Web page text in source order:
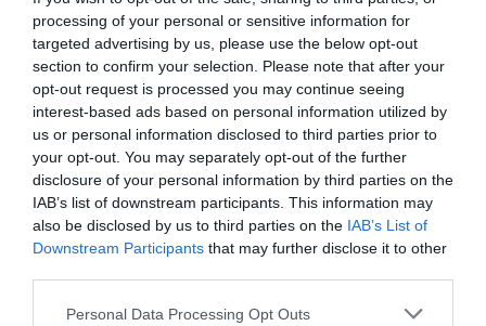
processing of your personal or sensitive information for
targeted advertising by us, please use the below opt-out
section to confirm your selection. Please note that after your
opt-out request is processed you may continue seeing
interest-based ads based on personal information utilized by
us or personal information disclosed to third parties prior to
your opt-out. You may separately opt-out of the further
disclosure of your personal information by third parties on the
IAB’s list of downstream participants. This information may
also be disclosed by us to third parties on the IAB’s List of
Downstream Participants that may further disclose it to other
Personal Data Processing Opt Outs
2P
Añadir2Playbookcomo fuente preferida de Google
de forma gratuita
Mantente informado con las últimas noticias de actualidad.
ACTIVAR AHORA
Compartir
Imprimir